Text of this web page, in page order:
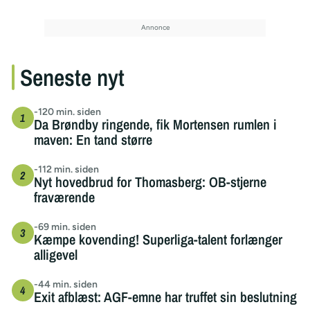
Seneste nyt
-120 min. siden
Da Brøndby ringende, fik Mortensen rumlen i
maven: En tand større
-112 min. siden
Nyt hovedbrud for Thomasberg: OB-stjerne
fraværende
-69 min. siden
Kæmpe kovending! Superliga-talent forlænger
alligevel
-44 min. siden
Exit afblæst: AGF-emne har truffet sin beslutning